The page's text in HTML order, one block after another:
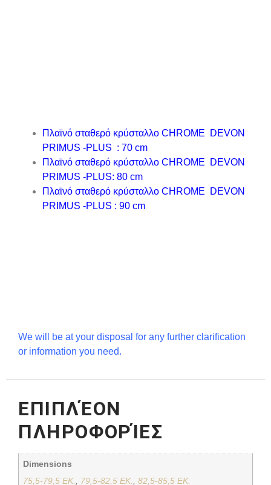
Πλαϊνό σταθερό κρύσταλλο CHROME DEVON
PRIMUS -PLUS : 70 cm
Πλαϊνό σταθερό κρύσταλλο CHROME DEVON
PRIMUS -PLUS: 80 cm
Πλαϊνό σταθερό κρύσταλλο CHROME DEVON
PRIMUS -PLUS : 90 cm
We will be at your disposal for any further clarification
or information you need.
ΕΠΙΠΛΈΟΝ
ΠΛΗΡΟΦΟΡΊΕΣ
Dimensions
75,5-79,5 ΕΚ.
79,5-82,5 ΕΚ. ,82,5-85,5 ΕΚ.